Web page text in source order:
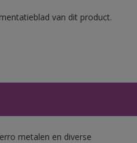
van dit product.
metalen en diverse